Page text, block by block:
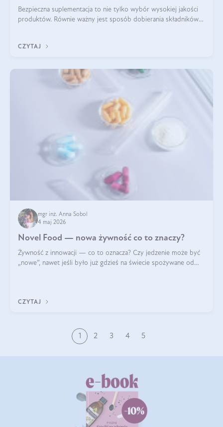
Bezpieczna suplementacja to nie tylko wybór wysokiej jakości
produktów. Równie ważny jest sposób dobierania składników
CZYTAJ
mgr inż. Anna Sobol
4 maj 2026
Novel Food — nowa żywność co to znaczy?
Żywność z innowacji — co to oznacza? Czy jedzenie może być
„nowe”, nawet jeśli było już gdzieś na świecie spożywane od
CZYTAJ
1 2 3 4 5